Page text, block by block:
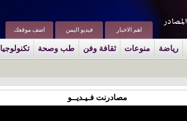
اضف موقعك فيديو اليمن اهم الاخبار
رياضة منوعات ثقافة وفن طب وصحة تكنولوجيا
مصادرنت فـيـديــو